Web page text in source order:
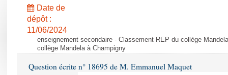
Date de
dépôt :
11/06/2024
enseignement secondaire - Classement REP du collège
collège Mandela à Champigny
Question écrite n° 18695 de M. Emmanuel Maquet